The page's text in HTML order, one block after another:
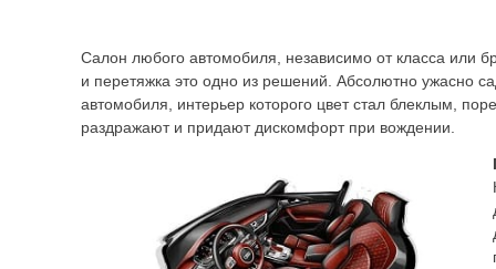
Салон любого автомобиля, независимо от класса или
и перетяжка это одно из решений. Абсолютно ужасно
автомобиля, интерьер которого цвет стал блеклым,
раздражают и придают дискомфорт при вождении.